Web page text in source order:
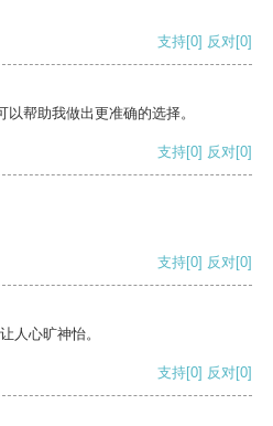
支持[0] 反对[0]
帮助我做出更准确的选择。
支持[0] 反对[0]
支持[0] 反对[0]
人心旷神怡。
支持[0] 反对[0]